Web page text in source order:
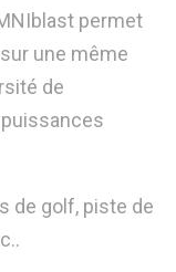
permet
une même
de
de golf, piste de